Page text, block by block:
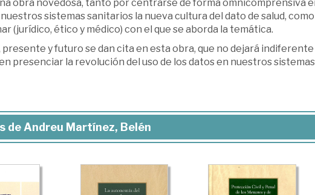
obra novedosa, tanto por centrarse de forma omnicomprensiva
sistemas sanitarios la nueva cultura del dato de salud,
(jurídico, ético y médico) con el que se aborda la temática.
presente y futuro se dan cita en esta obra, que no dejará
presenciar la revolución del uso de los datos en nuestros
de Andreu Martínez, Belén